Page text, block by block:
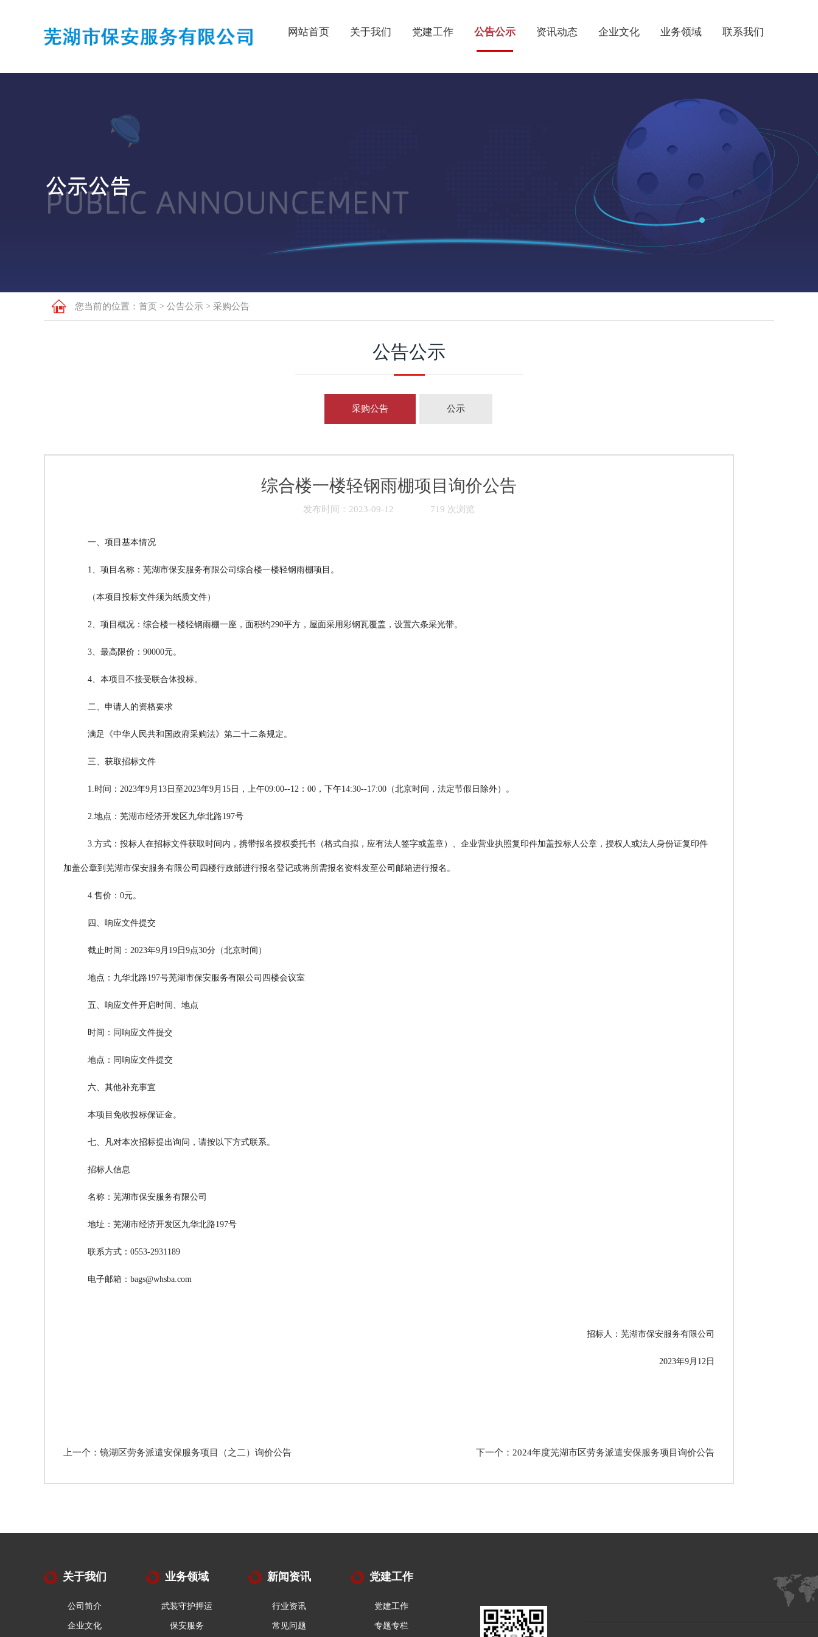
网站首页 关于我们 党建工作 公告公示 资讯动态 企业文化 业务领域 联系我们
您当前的位置：​​​​ 首页 > 公告公示 > 采购公告
公告公示
采购公告 公示
综合楼一楼轻钢雨棚项目询价公告
发布时间：2023-09-12 719 次浏览
一、项目基本情况
1、项目名称：芜湖市保安服务有限公司综合楼一楼轻钢雨棚项目。
（本项目投标文件须为纸质文件）
2、项目概况：综合楼一楼轻钢雨棚一座，面积约290平方，屋面采用彩钢瓦覆盖，设置六条采光带。
3、最高限价：90000元。
4、本项目不接受联合体投标。
二、申请人的资格要求
满足《中华人民共和国政府采购法》第二十二条规定。
三、获取招标文件
1.时间：2023年9月13日至2023年9月15日，上午09:00--12：00，下午14:30--17:00（北京时间，法定节假日除外）。
2.地点：芜湖市经济开发区九华北路197号
3.方式：投标人在招标文件获取时间内，携带报名授权委托书（格式自拟，应有法人签字或盖章）、企业营业执照复印件加盖投标人公章，授权人或法人身份证复印件
加盖公章到芜湖市保安服务有限公司四楼行政部进行报名登记或将所需报名资料发至公司邮箱进行报名。
4.售价：0元。
四、响应文件提交
截止时间：2023年9月19日9点30分（北京时间）
地点：九华北路197号芜湖市保安服务有限公司四楼会议室
五、响应文件开启时间、地点
时间：同响应文件提交
地点：同响应文件提交
六、其他补充事宜
本项目免收投标保证金。
七、凡对本次招标提出询问，请按以下方式联系。
招标人信息
名称：芜湖市保安服务有限公司
地址：芜湖市经济开发区九华北路197号
联系方式：0553-2931189
电子邮箱：bags@whsba.com
招标人：芜湖市保安服务有限公司
2023年9月12日
上一个：镜湖区劳务派遣安保服务项目（之二）询价公告 下一个：2024年度芜湖市区劳务派遣安保服务项目询价公告
关于我们
公司简介
企业文化
业务领域
武装守护押运
保安服务
新闻资讯
行业资讯
常见问题
党建工作
党建工作
专题专栏